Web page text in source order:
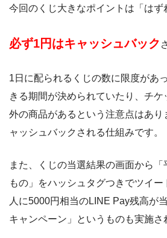
今回のくじ大きなポイントは「はず
必ず1円はキャッシュバック
1日に配られるくじの数に限度があ
きる期間が決められていたり、チケ
外の商品があるという注意点はあり
ャッシュバックされる仕組みです。
また、くじの当選結果の画面から
もの」をハッシュタグつきでツイ
人に5000円相当のLINE Pay残高が
キャンペーン」というものも実施さ